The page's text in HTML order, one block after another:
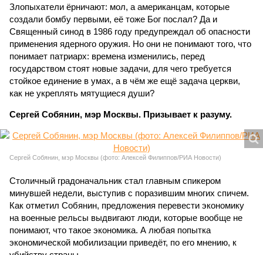
Злопыхатели ёрничают: мол, а американцам, которые
создали бомбу первыми, её тоже Бог послал? Да и
Священный синод в 1986 году предупреждал об опасности
применения ядерного оружия. Но они не понимают того, что
понимает патриарх: времена изменились, перед
государством стоят новые задачи, для чего требуется
стойкое единение в умах, а в чём же ещё задача церкви,
как не укреплять мятущиеся души?
Сергей Собянин, мэр Москвы. Призывает к разуму.
Сергей Собянин, мэр Москвы (фото: Алексей Филиппов/РИА Новости)
Столичный градоначальник стал главным спикером
минувшей недели, выступив с поразившим многих спичем.
Как отметил Собянин, предложения перевести экономику
на военные рельсы выдвигают люди, которые вообще не
понимают, что такое экономика. А любая попытка
экономической мобилизации приведёт, по его мнению, к